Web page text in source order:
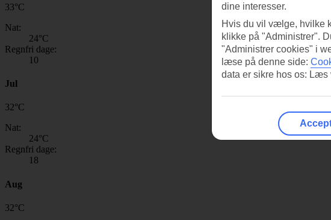
33°C
Nat:
24°C
Regnfri dage:
10
Jul
32°C
Nat:
24°C
Regnfri dage:
18
Aug
32°C
dine interesser.
Hvis du vil vælge, hvilke
klikke på "Administrer".
"Administrer cookies" i
læse på denne side:
data er sikre hos os: Læs